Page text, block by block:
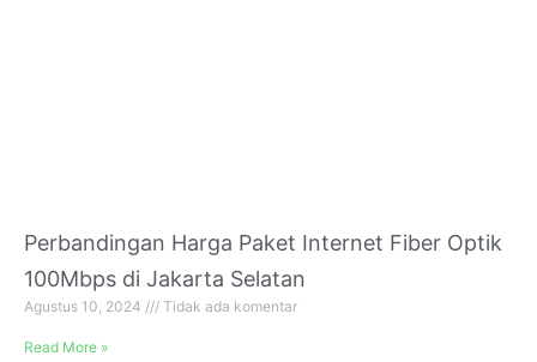
Perbandingan Harga Paket Internet Fiber Optik
100Mbps di Jakarta Selatan
Agustus 10, 2024 Tidak ada komentar
Read More »